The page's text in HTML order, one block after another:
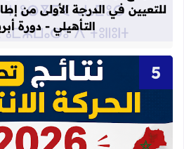
للتعيين في الدرجة الأولى من
التأهيلي - دورة أبريل